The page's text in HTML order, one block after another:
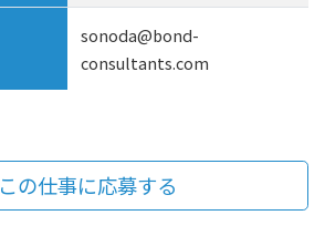
sonoda@bond-
consultants.com
この仕事に応募する